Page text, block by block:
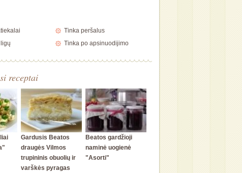
Tinka peršalus
Tinka po apsinuodijimo
receptai
Gardusis Beatos
draugės Vilmos
trupininis obuolių ir
varškės pyragas
Beatos gardžioji
naminė uogienė
"Asorti"